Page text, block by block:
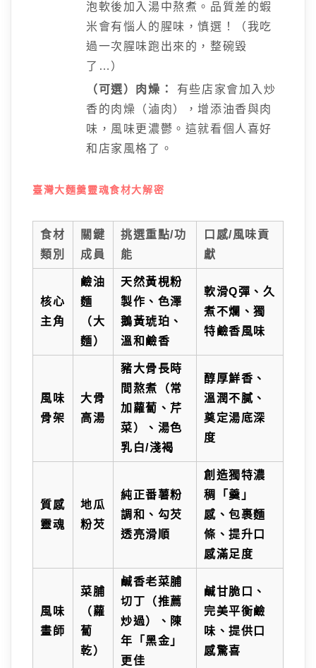
泡軟後加入湯中熬煮。品質差的蝦
米會有惱人的腥味，慎選！（我吃
過一次腥味跑出來的，整碗毀
了…）
（可選）肉燥：
有些店家會加入炒
香的肉燥（滷肉），增添油香與肉
味，風味更濃鬱。這就看個人喜好
和店家風格了。
臺灣大麵羹靈魂食材大解密
食材
類別
關鍵
成員
挑選重點/功
能
口感/風味貢
獻
核心
主角
鹼油
麵
（大
麵）
天然黃梘粉
製作、色澤
鵝黃琥珀、
溫和鹼香
軟滑Q彈、久
煮不爛、獨
特鹼香風味
風味
骨架
大骨
高湯
豬大骨長時
間熬煮（常
加蘿蔔、芹
菜）、湯色
乳白/淺褐
醇厚鮮香、
溫潤不膩、
奠定湯底深
度
質感
靈魂
地瓜
粉芡
純正番薯粉
調和、勾芡
透亮滑順
創造獨特濃
稠「羹」
感、包裹麵
條、提升口
感滿足度
風味
畫師
菜脯
（蘿
蔔
乾）
鹹香老菜脯
切丁（推薦
炒過）、陳
年「黑金」
更佳
鹹甘脆口、
完美平衡鹼
味、提供口
感驚喜